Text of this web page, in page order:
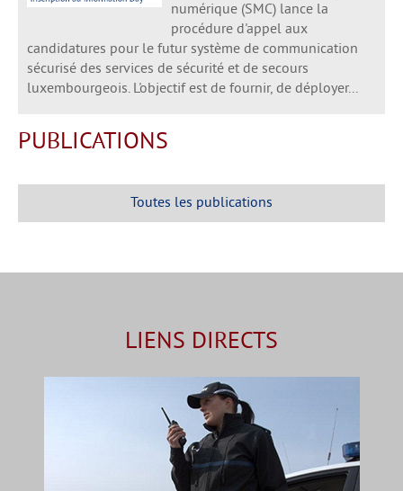
numérique (SMC) lance la
procédure d'appel aux
candidatures pour le futur système de communication
sécurisé des services de sécurité et de secours
luxembourgeois. L'objectif est de fournir, de déployer...
PUBLICATIONS
Toutes les publications
LIENS DIRECTS